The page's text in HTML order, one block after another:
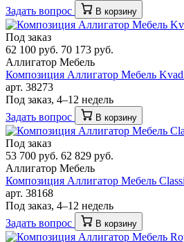
Задать вопрос
В корзину
Под заказ
62 100 руб. 70 173 руб.
Аллигатор Мебель
Композиция Аллигатор Мебель
арт. 38273
Под заказ, 4–12 недель
Задать вопрос
В корзину
Под заказ
53 700 руб. 62 829 руб.
Аллигатор Мебель
Композиция Аллигатор Мебель
арт. 38168
Под заказ, 4–12 недель
Задать вопрос
В корзину